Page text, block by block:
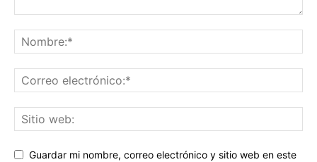
Guardar mi nombre, correo electrónico y sitio web en este